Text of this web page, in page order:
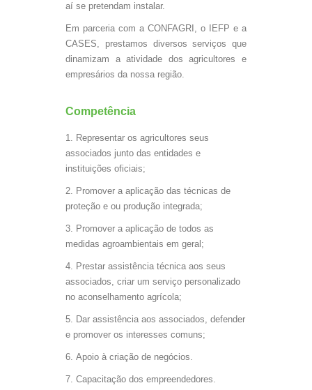
aí se pretendam instalar.
Em parceria com a CONFAGRI, o IEFP e a
CASES, prestamos diversos serviços que
dinamizam a atividade dos agricultores e
empresários da nossa região.
Competência
Representar os agricultores seus
associados junto das entidades e
instituições oficiais;
Promover a aplicação das técnicas de
proteção e ou produção integrada;
Promover a aplicação de todos as
medidas agroambientais em geral;
Prestar assistência técnica aos seus
associados, criar um serviço personalizado
no aconselhamento agrícola;
Dar assistência aos associados, defender
e promover os interesses comuns;
Apoio à criação de negócios.
Capacitação dos empreendedores.